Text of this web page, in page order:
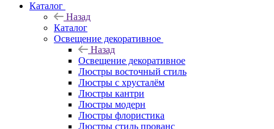
Каталог
Назад
Каталог
Освещение декоративное
Назад
Освещение декоративное
Люстры восточный стиль
Люстры с хрусталём
Люстры кантри
Люстры модерн
Люстры флористика
Люстры стиль прованс